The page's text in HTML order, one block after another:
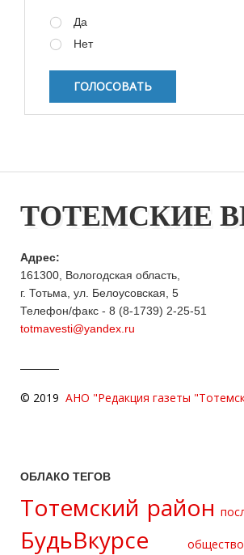
Да
Нет
ТОТЕМСКИЕ
Адрес:
161300, Вологодская область,
г. Тотьма, ул. Белоусовская, 5
Телефон/факс - 8 (8-1739) 2-25-51
totmavesti@yandex.ru
© 2019 АНО "Редакция газеты
ОБЛАКО ТЕГОВ
Тотемский район
БудьВкурсе общество